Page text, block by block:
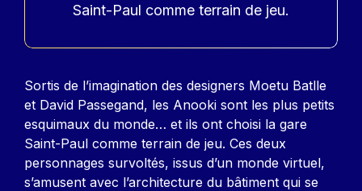
Saint-Paul comme terrain de jeu.
Contenu
Sortis de l’imagination des designers Moetu Batlle
et David Passegand, les Anooki sont les plus petits
esquimaux du monde… et ils ont choisi la gare
Saint-Paul comme terrain de jeu. Ces deux
personnages survoltés, issus d’un monde virtuel,
s’amusent avec l’architecture du bâtiment qui se